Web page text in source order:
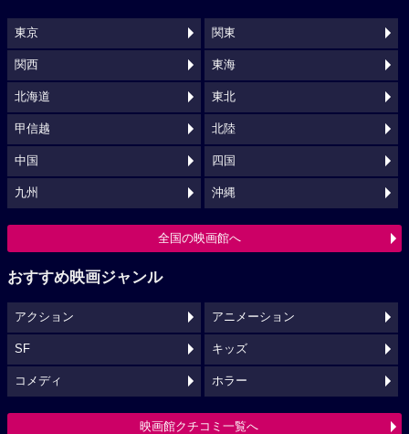
東京 関東
関西 東海
北海道 東北
甲信越 北陸
中国 四国
九州 沖縄
全国の映画館へ
おすすめ映画ジャンル
アクション アニメーション
SF キッズ
コメディ ホラー
映画館クチコミ一覧へ